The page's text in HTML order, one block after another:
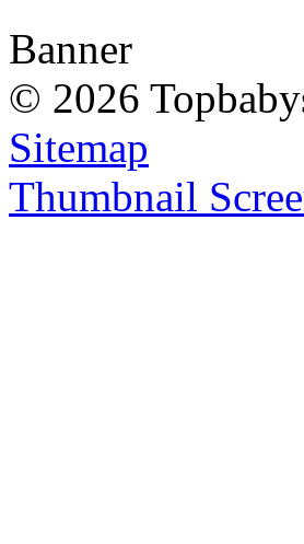
Banner
© 2026
Sitemap
Thumbnail